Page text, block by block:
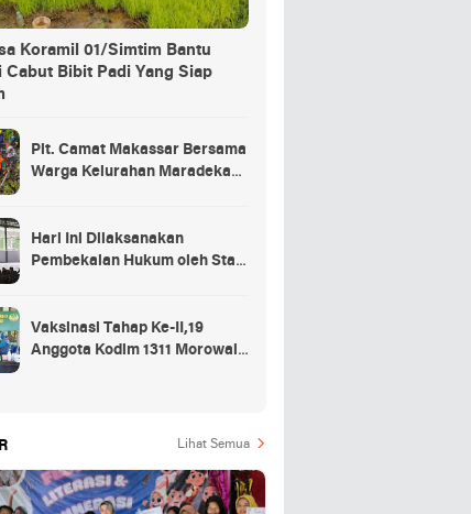
Koramil 01/Simtim Bantu
Cabut Bibit Padi Yang Siap
Plt. Camat Makassar Bersama
Warga Kelurahan Maradekaya
Hari Ini Dilaksanakan
Pembekalan Hukum oleh Staf
Kostrad
Vaksinasi Tahap Ke-II,19
Anggota Kodim 1311 Morowali
Lihat Semua